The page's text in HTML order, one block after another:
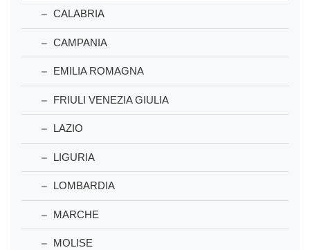
CALABRIA
CAMPANIA
EMILIA ROMAGNA
FRIULI VENEZIA GIULIA
LAZIO
LIGURIA
LOMBARDIA
MARCHE
MOLISE